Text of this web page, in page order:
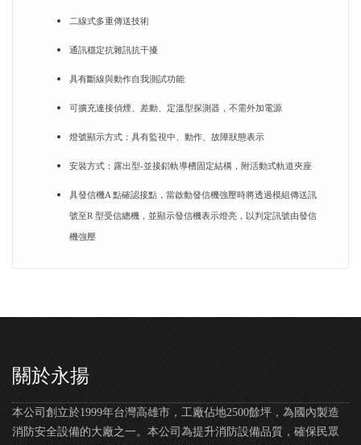
二線式多重傳送技術
通訊穩定抗雜訊抗干擾
具有斷線與動作自我測試功能
可擴充連接偵煙、差動、定溫型探測器，不需外加電源
燈號顯示方式：具有監視中、動作、故障狀態表示
安裝方式：露出型-並接鋁軌導槽固定結構，附活動式軌道夾座
具發信機A 點確認接點，當啟動發信機強壓時將透過模組傳送訊
號至R 型受信總機，並顯示發信機表示燈亮，以判定訊號由發信
機強壓
關於永揚
本公司創立於1999年台灣高雄市，工廠佔地2500餘坪，為國內製造
消防安全設備的大廠之一。本公司為提升消防設備品質，確保民眾